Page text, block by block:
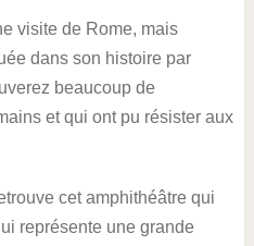
visite de Rome, mais
dans son histoire par
beaucoup de
et qui ont pu résister aux
cet amphithéâtre qui
représente une grande